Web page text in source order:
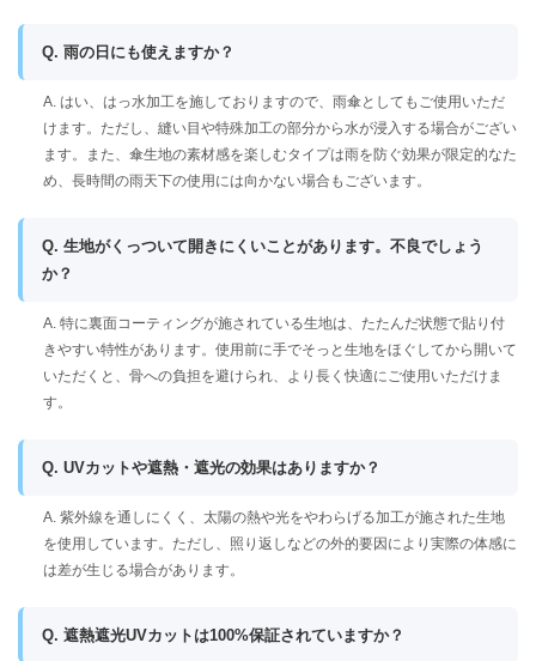
Q. 雨の日にも使えますか？
A. はい、はっ水加工を施しておりますので、雨傘としてもご使用いただ
けます。ただし、縫い目や特殊加工の部分から水が浸入する場合がござい
ます。また、傘生地の素材感を楽しむタイプは雨を防ぐ効果が限定的なた
め、長時間の雨天下の使用には向かない場合もございます。
Q. 生地がくっついて開きにくいことがあります。不良でしょう
か？
A. 特に裏面コーティングが施されている生地は、たたんだ状態で貼り付
きやすい特性があります。使用前に手でそっと生地をほぐしてから開いて
いただくと、骨への負担を避けられ、より長く快適にご使用いただけま
す。
Q. UVカットや遮熱・遮光の効果はありますか？
A. 紫外線を通しにくく、太陽の熱や光をやわらげる加工が施された生地
を使用しています。ただし、照り返しなどの外的要因により実際の体感に
は差が生じる場合があります。
Q. 遮熱遮光UVカットは100%保証されていますか？